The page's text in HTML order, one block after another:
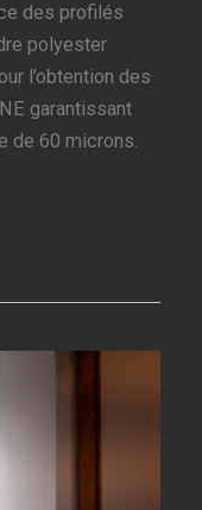
des profilés
polyester
l’obtention des
garantissant
de 60 microns.